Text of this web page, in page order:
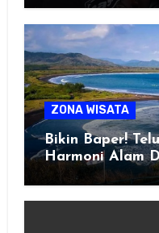
ZONA WISATA
Bikin Baper!
Harmoni Alam
Selatan Jawa